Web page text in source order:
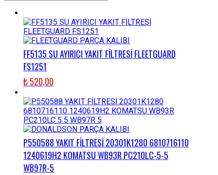
FF5135 SU AYIRICI YAKIT FİLTRESİ FLEETGUARD
FS1251
₺520,00
P550588 YAKIT FİLTRESİ 20301K1280 6810716110
1240619H2 KOMATSU WB93R PC210LC-5-5
WB97R-5